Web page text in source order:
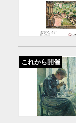
これから開催